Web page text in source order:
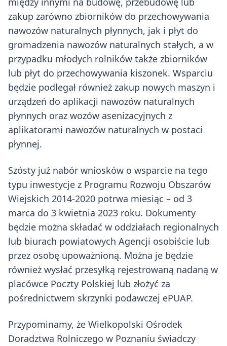
zakup zarówno zbiorników do przechowywania
nawozów naturalnych płynnych, jak i płyt do
gromadzenia nawozów naturalnych stałych, a w
przypadku młodych rolników także zbiorników
lub płyt do przechowywania kiszonek. Wsparciu
będzie podlegał również zakup nowych maszyn i
urządzeń do aplikacji nawozów naturalnych
płynnych oraz wozów asenizacyjnych z
aplikatorami nawozów naturalnych w postaci
płynnej.
Szósty już nabór wniosków o wsparcie na tego
typu inwestycje z Programu Rozwoju Obszarów
Wiejskich 2014-2020 potrwa miesiąc – od 3
marca do 3 kwietnia 2023 roku. Dokumenty
będzie można składać w oddziałach regionalnych
lub biurach powiatowych Agencji osobiście lub
przez osobę upoważnioną. Można je będzie
również wysłać przesyłką rejestrowaną nadaną w
placówce Poczty Polskiej lub złożyć za
pośrednictwem skrzynki podawczej ePUAP.
Przypominamy, że Wielkopolski Ośrodek
Doradztwa Rolniczego w Poznaniu świadczy